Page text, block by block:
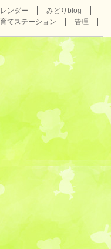
ンダー
みどりblog
てステーション 管理